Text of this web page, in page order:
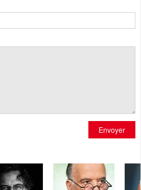
Envoyer